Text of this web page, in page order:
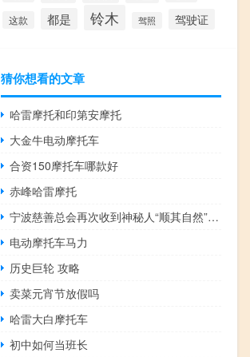
这款 都是 铃木 驾照 驾驶证
猜你想看的文章
哈雷摩托和印第安摩托
大金牛电动摩托车
合资150摩托车哪款好
赤峰哈雷摩托
宁波慈善总会再次收到神秘人“顺其自然”捐款108万元银行 到底什么情况嘞
电动摩托车马力
历史巨轮 攻略
卖菜元宵节放假吗
哈雷大白摩托车
初中如何当班长